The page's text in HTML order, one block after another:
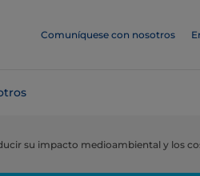
Comuníquese con nosotros
su impacto medioambiental y los